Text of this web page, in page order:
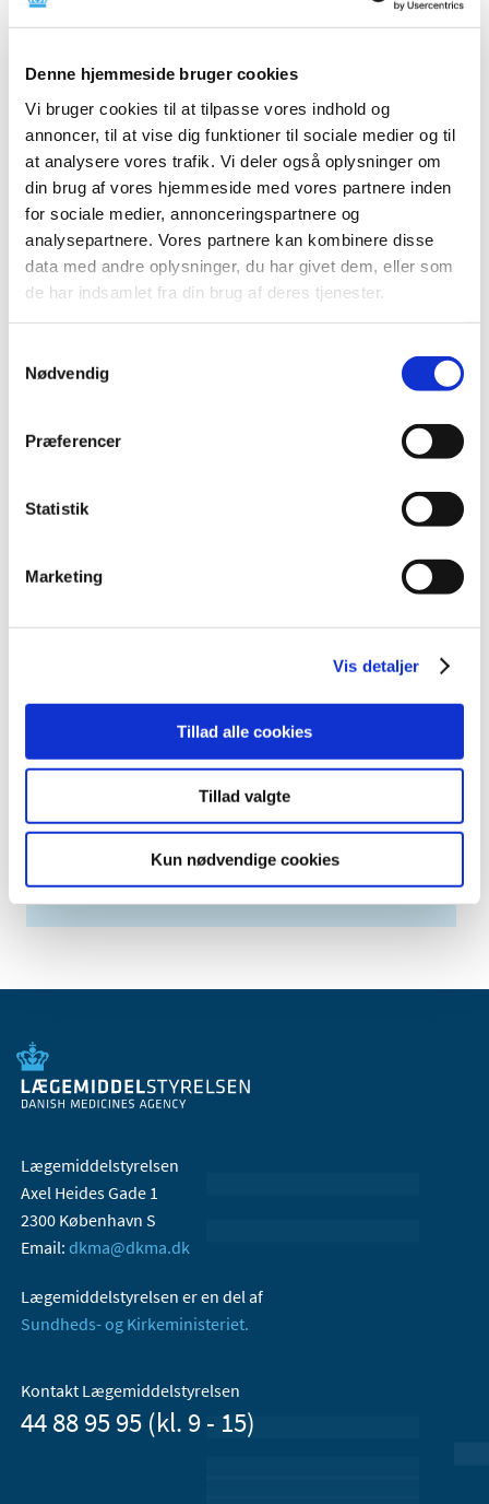
Denne hjemmeside bruger cookies
Vi bruger cookies til at tilpasse vores indhold og
annoncer, til at vise dig funktioner til sociale medier og til
at analysere vores trafik. Vi deler også oplysninger om
din brug af vores hjemmeside med vores partnere inden
for sociale medier, annonceringspartnere og
analysepartnere. Vores partnere kan kombinere disse
data med andre oplysninger, du har givet dem, eller som
de har indsamlet fra din brug af deres tjenester.
Nødvendig
Præferencer
Statistik
Marketing
Vis detaljer
Tillad alle cookies
Tillad valgte
Kun nødvendige cookies
Ny medicin – medicin, der er markedsført inden for
skærpet indberetningspligt.
Det er særligt relevant for læger og andre
sundhedsprofessionelle, men kan være relevant for alle,
der arbejder med medicin (enten klinisk, i
medicinalindustrien eller i detailindustrien) eller andre,
der gerne vil have de seneste opdateringer om
bivirkninger ved medicin/sikkerhedsopdateringer af
medicin.
Rådet for Lægemiddelovervågning
Vi søger interesserede, herunder bl.a. repræsentanter for
lægemiddelvirksomheder og apotekere, som i
2025 (4)
maj (1)
2022 (18)
2020 (21)
Lægemiddelstyrelsen
Axel Heides Gade 1
2300 København S
Email: dkma@dkma.dk
Lægemiddelstyrelsen er en del af
Sundheds- og Kirkeministeriet.
Kontakt Lægemiddelstyrelsen
44 88 95 95 (kl. 9 - 15)